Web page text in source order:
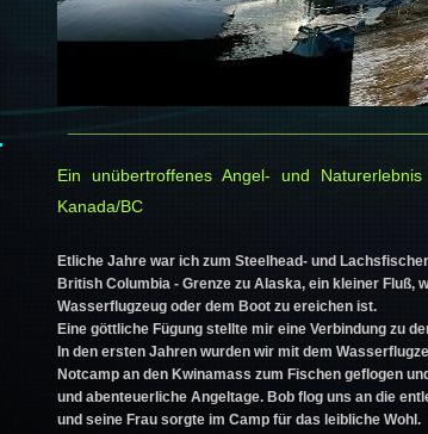
Ein unübertroffenes Angel- und Naturerle
Kanada/BC
Etliche Jahre war ich zum Steelhead- und
British Columbia - Grenze zu Alaska, ein kleiner Fluß,
Wasserflugzeug oder dem Boot zu ereichen ist.
Eine göttliche Fügung stellte mir eine Verbindung zu
In den ersten Jahren wurden wir mit dem
Notcamp an den Kwinamass zum Fischen geflogen
und abenteuerliche Angeltage. Bob flog uns an die
und seine Frau sorgte im Camp für das leibliche Wohl.